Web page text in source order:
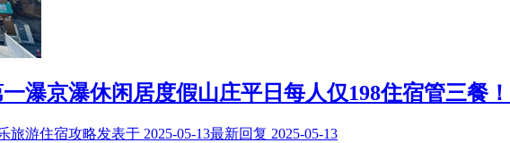
瀑京瀑休闲居度假山庄平日每人仅198住宿管三餐！
旅游住宿攻略发表于 2025-05-13最新回复 2025-05-13